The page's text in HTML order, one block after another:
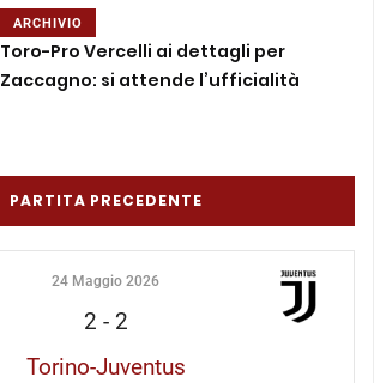
ARCHIVIO
Toro-Pro Vercelli ai dettagli per
Zaccagno: si attende l’ufficialità
PARTITA PRECEDENTE
24 Maggio 2026
2 - 2
Torino-Juventus